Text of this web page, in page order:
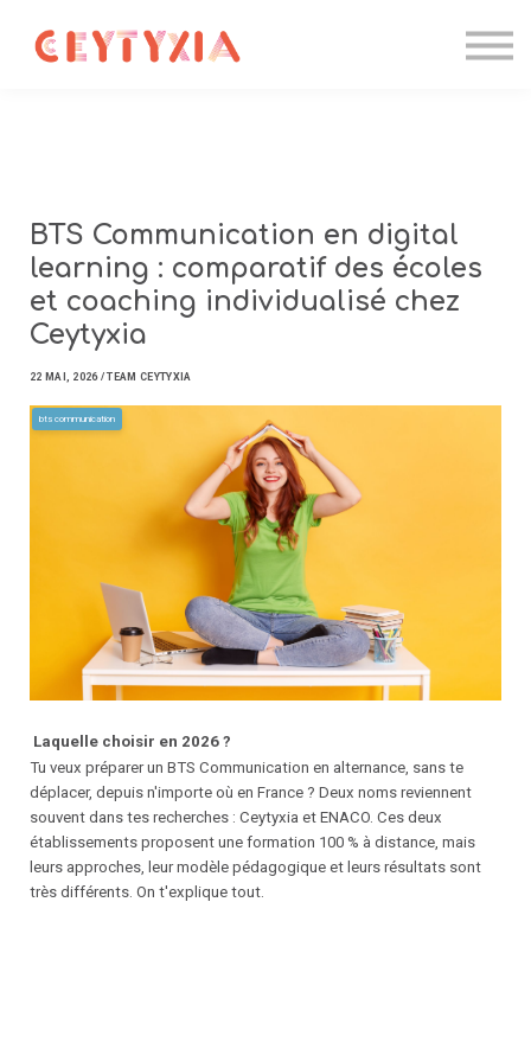
Formations IA
BTS Communication en digital
learning : comparatif des écoles
et coaching individualisé chez
Ceytyxia
22 MAI, 2026 / TEAM CEYTYXIA
bts communication
Laquelle choisir en 2026 ?
Tu veux préparer un BTS Communication en alternance, sans te
déplacer, depuis n'importe où en France ? Deux noms reviennent
souvent dans tes recherches : Ceytyxia et ENACO. Ces deux
établissements proposent une formation 100 % à distance, mais
leurs approches, leur modèle pédagogique et leurs résultats sont
très différents. On t'explique tout.